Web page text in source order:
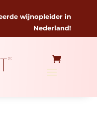
wijnopleider in
Nederland!